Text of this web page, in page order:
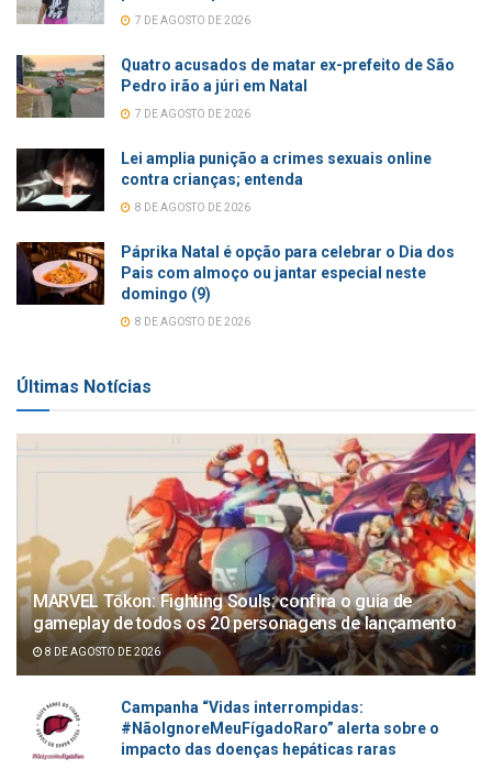
7 DE AGOSTO DE 2026
Quatro acusados de matar ex-prefeito de São
Pedro irão a júri em Natal
7 DE AGOSTO DE 2026
Lei amplia punição a crimes sexuais online
contra crianças; entenda
8 DE AGOSTO DE 2026
Páprika Natal é opção para celebrar o Dia dos
Pais com almoço ou jantar especial neste
domingo (9)
8 DE AGOSTO DE 2026
Últimas Notícias
MARVEL Tōkon: Fighting Souls: confira o guia de
gameplay de todos os 20 personagens de lançamento
8 DE AGOSTO DE 2026
Campanha “Vidas interrompidas:
#NãoIgnoreMeuFígadoRaro” alerta sobre o
impacto das doenças hepáticas raras